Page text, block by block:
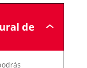
de
Módulo